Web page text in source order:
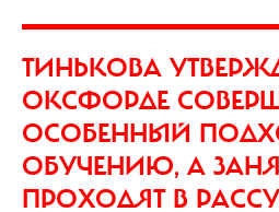
ТИНЬКОВА
ОКСФОРДЕ
ОСОБЕННЫЙ
ОБУЧЕНИЮ, А
ПРОХОДЯТ В